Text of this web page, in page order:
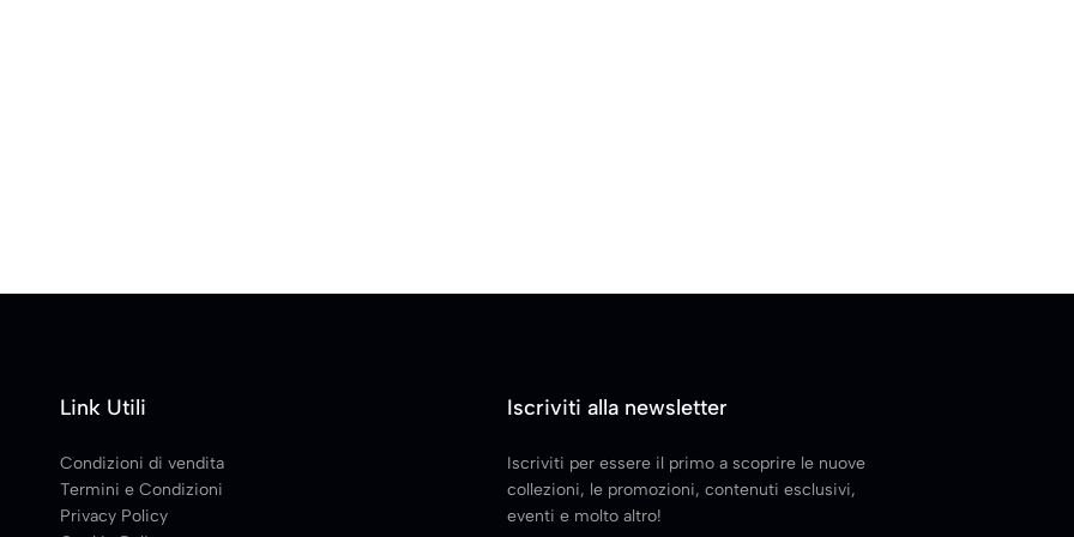
Link Utili
Condizioni di vendita
Termini e Condizioni
Privacy Policy
Iscriviti alla newsletter
Iscriviti per essere il primo a scoprire le nuove
collezioni, le promozioni, contenuti esclusivi,
eventi e molto altro!